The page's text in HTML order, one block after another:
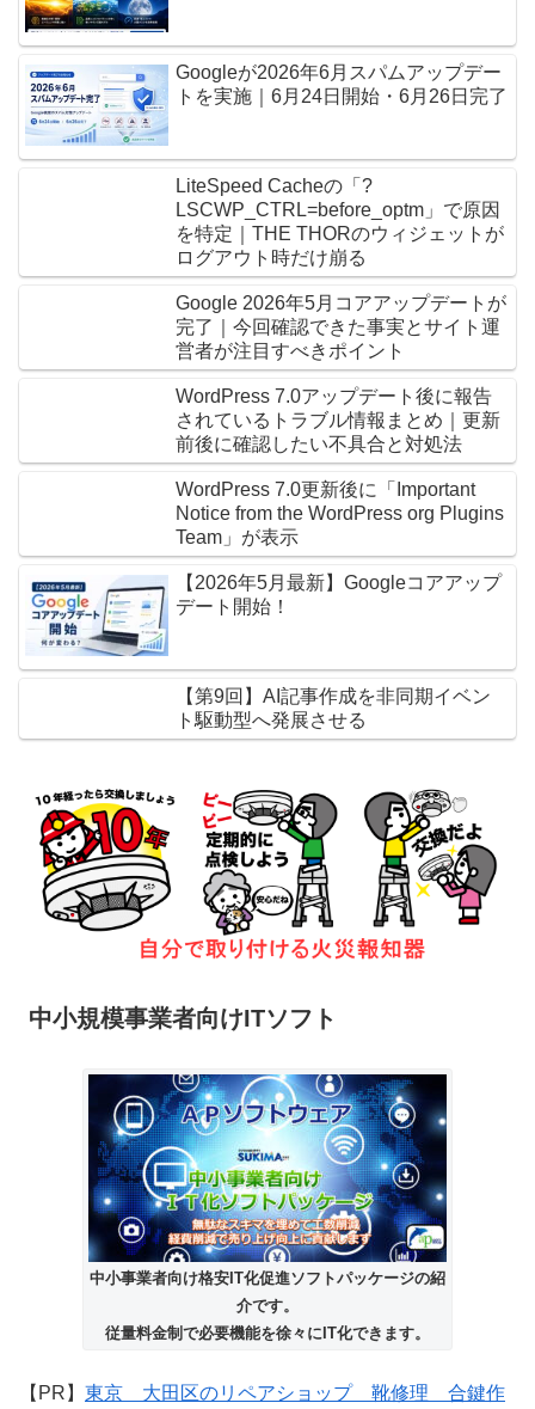
Googleが2026年6月スパムアップデー
トを実施｜6月24日開始・6月26日完了
LiteSpeed Cacheの「?
LSCWP_CTRL=before_optm」で原因
を特定｜THE THORのウィジェットが
ログアウト時だけ崩る
Google 2026年5月コアアップデートが
完了｜今回確認できた事実とサイト運
営者が注目すべきポイント
WordPress 7.0アップデート後に報告
されているトラブル情報まとめ｜更新
前後に確認したい不具合と対処法
WordPress 7.0更新後に「Important
Notice from the WordPress org Plugins
Team」が表示
【2026年5月最新】Googleコアアップ
デート開始！
【第9回】AI記事作成を非同期イベン
ト駆動型へ発展させる
中小規模事業者向けITソフト
中小事業者向け格安IT化促進ソフトパッケージの紹
介です。
従量料金制で必要機能を徐々にIT化できます。
【PR】 東京 大田区のリペアショップ 靴修理 合鍵作